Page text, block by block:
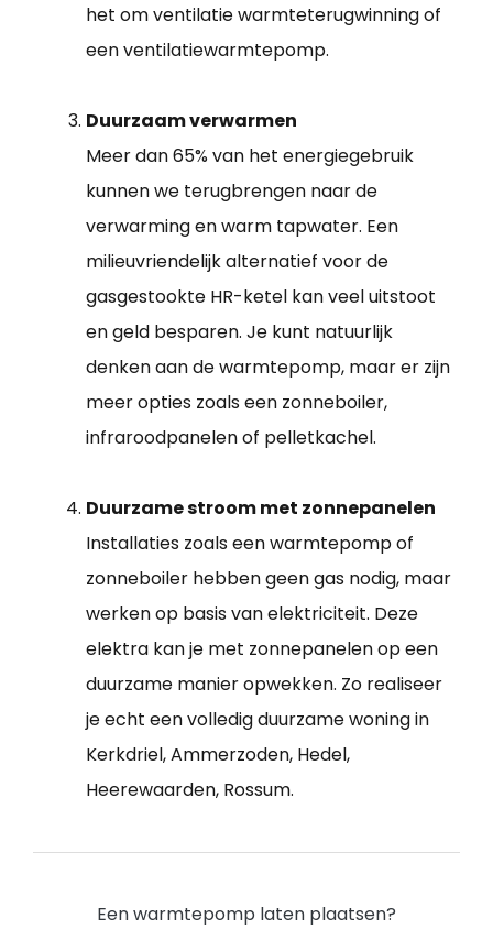
het om ventilatie warmteterugwinning of
een ventilatiewarmtepomp.
Duurzaam verwarmen
Meer dan 65% van het energiegebruik
kunnen we terugbrengen naar de
verwarming en warm tapwater. Een
milieuvriendelijk alternatief voor de
gasgestookte HR-ketel kan veel uitstoot
en geld besparen. Je kunt natuurlijk
denken aan de warmtepomp, maar er zijn
meer opties zoals een zonneboiler,
infraroodpanelen of pelletkachel.
Duurzame stroom met zonnepanelen
Installaties zoals een warmtepomp of
zonneboiler hebben geen gas nodig, maar
werken op basis van elektriciteit. Deze
elektra kan je met zonnepanelen op een
duurzame manier opwekken. Zo realiseer
je echt een volledig duurzame woning in
Kerkdriel, Ammerzoden, Hedel,
Heerewaarden, Rossum.
Een warmtepomp laten plaatsen?